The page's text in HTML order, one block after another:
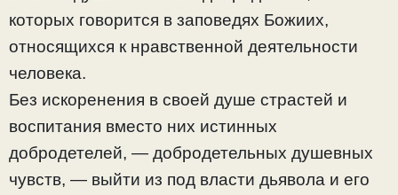
которых говорится в заповедях Божиих,
относящихся к нравственной деятельности
человека.
Без искоренения в своей душе страстей и
воспитания вместо них истинных
добродетелей, — добродетельных душевных
чувств, — выйти из под власти дьявола и его